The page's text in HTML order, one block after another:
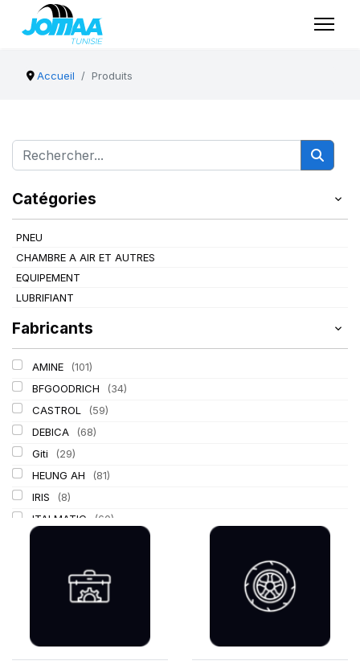
Accueil Produits
Catégories
PNEU
CHAMBRE A AIR ET AUTRES
EQUIPEMENT
LUBRIFIANT
Fabricants
AMINE
(101)
BFGOODRICH
(34)
CASTROL
(59)
DEBICA
(68)
Giti
(29)
HEUNG AH
(81)
IRIS
(8)
ITALMATIC
(60)
LING LONG (152)
MICHELIN (345)
Mondolfo ferro (31)